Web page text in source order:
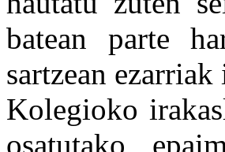
batean parte
sartzean
Kolegioko
osatutako